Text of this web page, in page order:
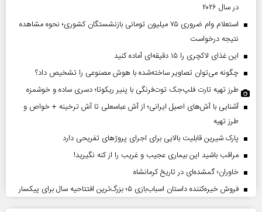
در سال ۲۰۲۶
استعلام وام ضروری ۷۵ میلیون تومانی بازنشستگان کشوری؛ نحوه مشاهده
نتیجه درخواست
این غذای لاکچری را ۱۵ دقیقه‌ای آماده کنید
چگونه می‌توان تصاویر ساخته‌شده با هوش مصنوعی را تشخیص داد؟
طرز تهیه تارت فلپ‌جک توت‌فرنگی با پنیر ریکوتا؛ دسری ساده و خوشمزه
آشنایی با آش‌های اصیل ایرانی؛ از آش عباسعلی تا آش ترخینه + خواص و
طرز تهیه
پارک شیرین قابلیت‌ بالایی برای اجرای پروژهای تفریحی دارد
مراقب باشید این بیماری عجیب و غریب را از کنه نگیرید!
خاوران؛ گمشده‌ای در تاریخ کرمانشاه
فروش خیره‌کننده داستان اسباب‌بازی ۵؛ بزرگ‌ترین افتتاحیه سال برای پیکسار